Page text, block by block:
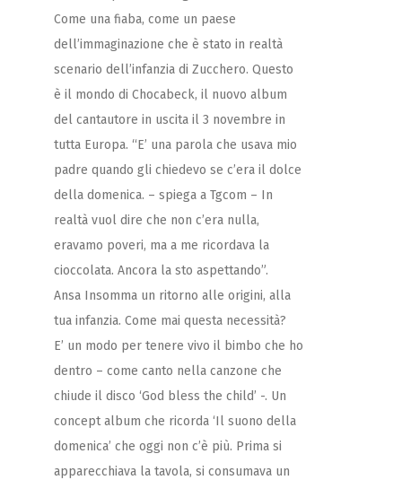
ZuccheroCome una fiaba, come un paese
dell’immaginazione che è stato in realtà
scenario dell’infanzia di Zucchero. Questo
è il mondo di Chocabeck, il nuovo album
del cantautore in uscita il 3 novembre in
tutta Europa. “E’ una parola che usava mio
padre quando gli chiedevo se c’era il dolce
della domenica. – spiega a Tgcom – In
realtà vuol dire che non c’era nulla,
eravamo poveri, ma a me ricordava la
cioccolata. Ancora la sto aspettando”.
Ansa Insomma un ritorno alle origini, alla
tua infanzia. Come mai questa necessità?
E’ un modo per tenere vivo il bimbo che ho
dentro – come canto nella canzone che
chiude il disco ‘God bless the child’ -. Un
concept album che ricorda ‘Il suono della
domenica’ che oggi non c’è più. Prima si
apparecchiava la tavola, si consumava un